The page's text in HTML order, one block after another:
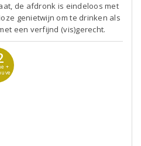
de afdronk is eindeloos met
genietwijn om te drinken als
een verfijnd (vis)gerecht.
+